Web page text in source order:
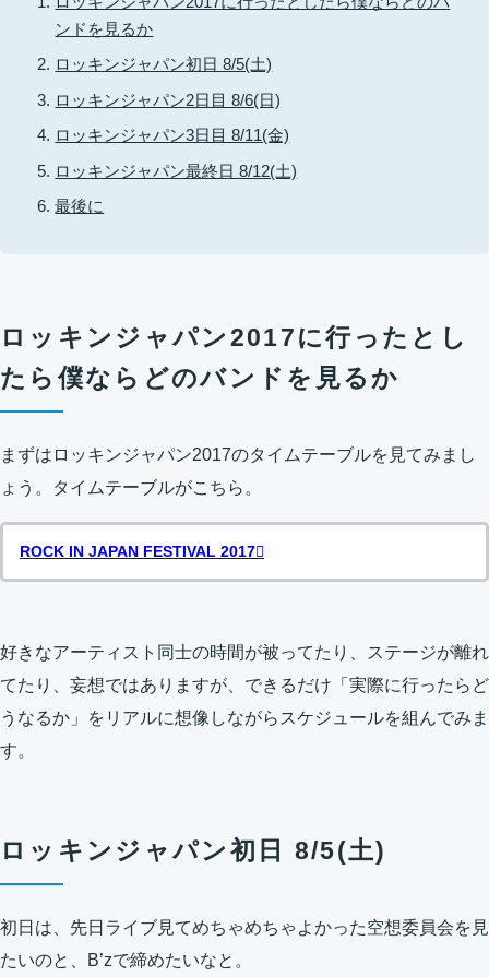
ンドを見るか
ロッキンジャパン初日 8/5(土)
ロッキンジャパン2日目 8/6(日)
ロッキンジャパン3日目 8/11(金)
ロッキンジャパン最終日 8/12(土)
最後に
ロッキンジャパン2017に行ったとし
たら僕ならどのバンドを見るか
まずはロッキンジャパン2017のタイムテーブルを見てみまし
ょう。タイムテーブルがこちら。
ROCK IN JAPAN FESTIVAL 2017
好きなアーティスト同士の時間が被ってたり、ステージが離れ
てたり、妄想ではありますが、できるだけ「実際に行ったらど
うなるか」をリアルに想像しながらスケジュールを組んでみま
す。
ロッキンジャパン初日 8/5(土)
初日は、先日ライブ見てめちゃめちゃよかった空想委員会を見
たいのと、B’zで締めたいなと。